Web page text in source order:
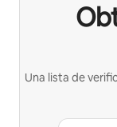
Una lista de